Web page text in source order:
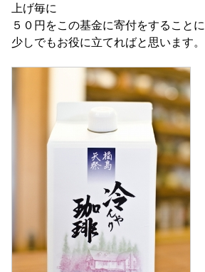
上げ毎に
５０円をこの基金に寄付をすることに
少しでもお役に立てればと思います。